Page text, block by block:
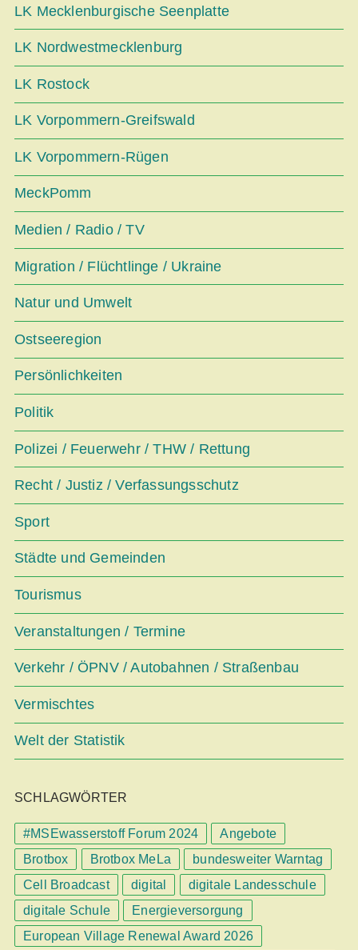
LK Mecklenburgische Seenplatte
LK Nordwestmecklenburg
LK Rostock
LK Vorpommern-Greifswald
LK Vorpommern-Rügen
MeckPomm
Medien / Radio / TV
Migration / Flüchtlinge / Ukraine
Natur und Umwelt
Ostseeregion
Persönlichkeiten
Politik
Polizei / Feuerwehr / THW / Rettung
Recht / Justiz / Verfassungsschutz
Sport
Städte und Gemeinden
Tourismus
Veranstaltungen / Termine
Verkehr / ÖPNV / Autobahnen / Straßenbau
Vermischtes
Welt der Statistik
SCHLAGWÖRTER
#MSEwasserstoff Forum 2024
Angebote
Brotbox
Brotbox MeLa
bundesweiter Warntag
Cell Broadcast
digital
digitale Landesschule
digitale Schule
Energieversorgung
European Village Renewal Award 2026